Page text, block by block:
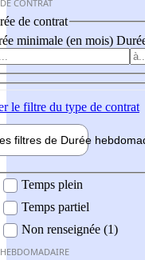
CONTRAT
de contrat
minimale (en mois)
le filtre du type de contrat
filtres de Durée hebdo
Temps plein
Temps partiel
Non renseignée (1)